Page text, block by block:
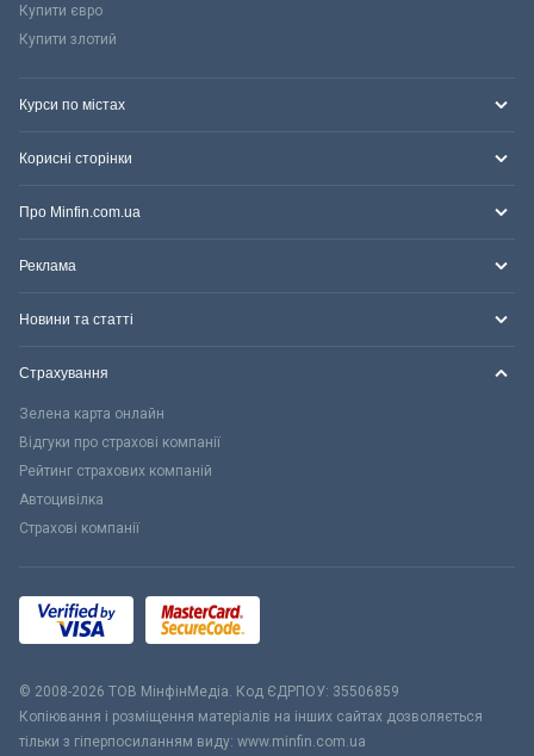
Купити євро
Купити злотий
Курси по містах
Корисні сторінки
Про Minfin.com.ua
Реклама
Новини та статті
Страхування
Зелена карта онлайн
Відгуки про страхові компанії
Рейтинг страхових компаній
Автоцивілка
Страхові компанії
© 2008-2026 ТОВ МiнфiнМедiа. Код ЄДРПОУ: 35506859
Копіювання і розміщення матеріалів на інших сайтах дозволяється
тільки з гіперпосиланням виду: www.minfin.com.ua